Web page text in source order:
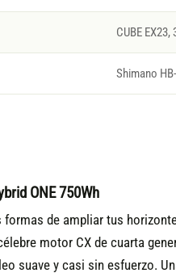
CUBE
Shimano
ONE 750Wh
formas de ampliar tus
motor CX de cuarta
suave y casi sin esfuerzo.